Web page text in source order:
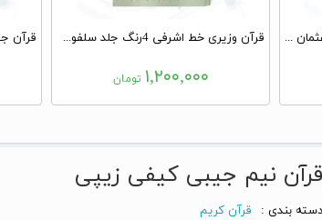
قرآن وزیری بدون ترجمه 1216ص عثمان طه چرم بدون قاب درشت خط قرآن وزیری خط اشرفی 4رنگ جلد سلفون بدون قاب
۱,۲۰۰,۰۰۰ تومان
قرآن نیم جیبی کیفی زیپی
دسته بندی :
قرآن کریم